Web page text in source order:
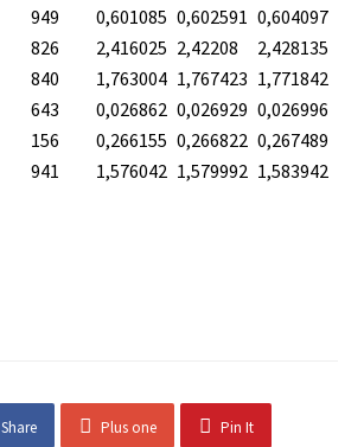
949 0,601085 0,602591 0,604097
826 2,416025 2,42208
2,428135
840 1,763004 1,767423 1,771842
643 0,026862 0,026929 0,026996
156 0,266155 0,266822 0,267489
941 1,576042 1,579992 1,583942
Share Plus one Pin It